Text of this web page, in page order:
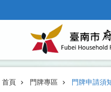
首頁 門牌專區 門牌申請須